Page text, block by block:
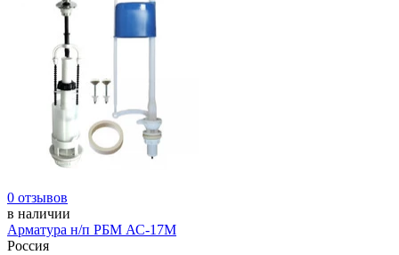
0 отзывов
в наличии
Арматура н/п РБМ АС-17М
Россия